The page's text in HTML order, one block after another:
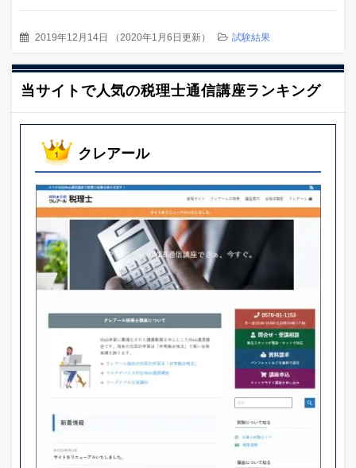
2019年12月14日 （ 2020年1月6日更新） 試験結果
当サイトで人気の税理士通信講座ランキング
クレアール